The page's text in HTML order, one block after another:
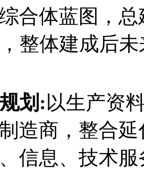
合体蓝图，
整体建成后
划:以生产资
制造商，整合
信息、技术